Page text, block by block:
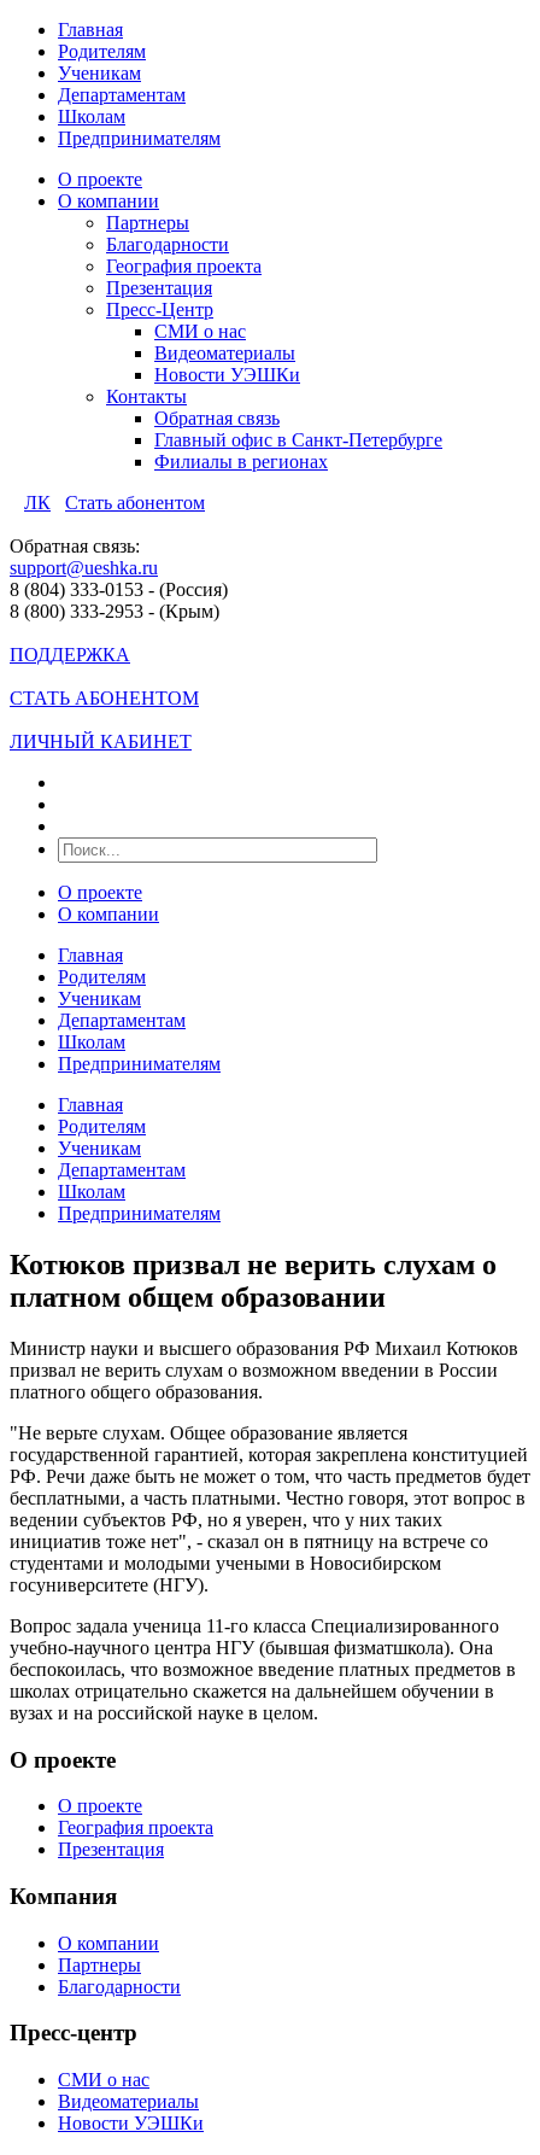
Главная
Родителям
Ученикам
Департаментам
Школам
Предпринимателям
О проекте
О компании
Партнеры
Благодарности
География проекта
Презентация
Пресс-Центр
СМИ о нас
Видеоматериалы
Новости УЭШКи
Контакты
Обратная связь
Главный офис в Санкт-Петербурге
Филиалы в регионах
ЛК
Стать абонентом
Обратная связь:
support@ueshka.ru
8 (804) 333-0153 - (Россия)
8 (800) 333-2953 - (Крым)
ПОДДЕРЖКА
СТАТЬ АБОНЕНТОМ
ЛИЧНЫЙ КАБИНЕТ
О проекте
О компании
Главная
Родителям
Ученикам
Департаментам
Школам
Предпринимателям
Главная
Родителям
Ученикам
Департаментам
Школам
Предпринимателям
Котюков призвал не верить слухам о
платном общем образовании
Министр науки и высшего образования РФ Михаил Котюков
призвал не верить слухам о возможном введении в России
платного общего образования.
"Не верьте слухам. Общее образование является
государственной гарантией, которая закреплена конституцией
РФ. Речи даже быть не может о том, что часть предметов будет
бесплатными, а часть платными. Честно говоря, этот вопрос в
ведении субъектов РФ, но я уверен, что у них таких
инициатив тоже нет", - сказал он в пятницу на встрече со
студентами и молодыми учеными в Новосибирском
госуниверситете (НГУ).
Вопрос задала ученица 11-го класса Специализированного
учебно-научного центра НГУ (бывшая физматшкола). Она
беспокоилась, что возможное введение платных предметов в
школах отрицательно скажется на дальнейшем обучении в
вузах и на российской науке в целом.
О проекте
О проекте
География проекта
Презентация
Компания
О компании
Партнеры
Благодарности
Пресс-центр
СМИ о нас
Видеоматериалы
Новости УЭШКи